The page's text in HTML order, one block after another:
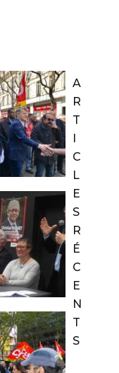
A
R
T
C
L
E
S
R
É
C
E
N
T
S